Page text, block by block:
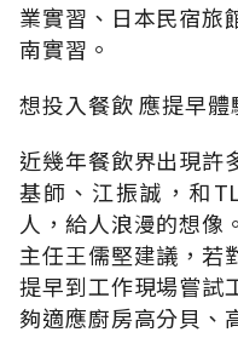
業實習、日本民宿旅
南實習。
想投入餐飲 應提早
近幾年餐飲界出現許
基師、江振誠，和
人，給人浪漫的想像
主任王儒堅建議，若
提早到工作現場嘗試
夠適應廚房高分貝、